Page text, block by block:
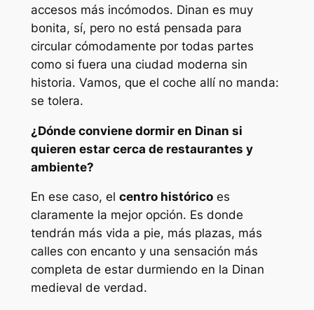
accesos más incómodos. Dinan es muy
bonita, sí, pero no está pensada para
circular cómodamente por todas partes
como si fuera una ciudad moderna sin
historia. Vamos, que el coche allí no manda:
se tolera.
¿Dónde conviene dormir en Dinan si
quieren estar cerca de restaurantes y
ambiente?
En ese caso, el centro históricoes
claramente la mejor opción. Es donde
tendrán más vida a pie, más plazas, más
calles con encanto y una sensación más
completa de estar durmiendo en la Dinan
medieval de verdad.